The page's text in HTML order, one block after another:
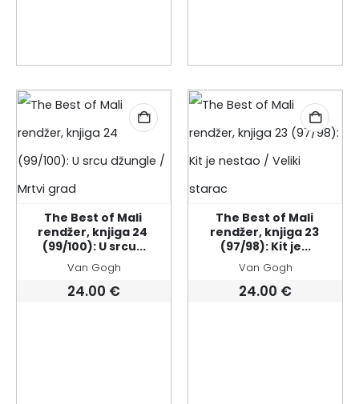
The Best of Mali
rendžer, knjiga 24
(99/100): U srcu...
Van Gogh
24.00 €
The Best of Mali
rendžer, knjiga 23
(97/98): Kit je...
Van Gogh
24.00 €